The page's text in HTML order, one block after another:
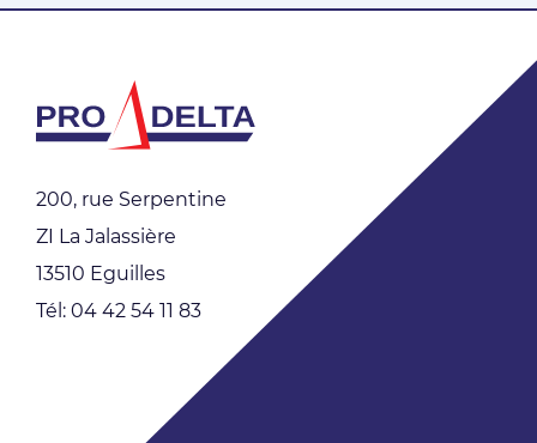
200, rue Serpentine
ZI La Jalassière
13510 Eguilles
Tél: 04 42 54 11 83